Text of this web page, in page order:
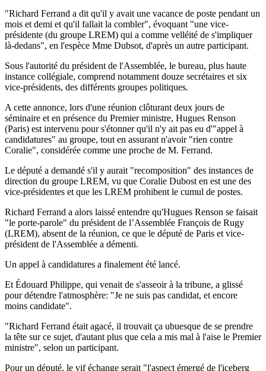
"Richard Ferrand a dit qu'il y avait une vacance de poste pendant un
mois et demi et qu'il fallait la combler", évoquant "une vice-
présidente (du groupe LREM) qui a comme velléité de s'impliquer
là-dedans", en l'espèce Mme Dubsot, d'après un autre participant.
Sous l'autorité du président de l'Assemblée, le bureau, plus haute
instance collégiale, comprend notamment douze secrétaires et six
vice-présidents, des différents groupes politiques.
A cette annonce, lors d'une réunion clôturant deux jours de
séminaire et en présence du Premier ministre, Hugues Renson
(Paris) est intervenu pour s'étonner qu'il n'y ait pas eu d'"appel à
candidatures" au groupe, tout en assurant n'avoir "rien contre
Coralie", considérée comme une proche de M. Ferrand.
Le député a demandé s'il y aurait "recomposition" des instances de
direction du groupe LREM, vu que Coralie Dubost en est une des
vice-présidentes et que les LREM prohibent le cumul de postes.
Richard Ferrand a alors laissé entendre qu'Hugues Renson se faisait
"le porte-parole" du président de l’Assemblée François de Rugy
(LREM), absent de la réunion, ce que le député de Paris et vice-
président de l'Assemblée a démenti.
Un appel à candidatures a finalement été lancé.
Et Édouard Philippe, qui venait de s'asseoir à la tribune, a glissé
pour détendre l'atmosphère: "Je ne suis pas candidat, et encore
moins candidate".
"Richard Ferrand était agacé, il trouvait ça ubuesque de se prendre
la tête sur ce sujet, d'autant plus que cela a mis mal à l'aise le Premier
ministre", selon un participant.
Pour un député, le vif échange serait "l'aspect émergé de l'iceberg